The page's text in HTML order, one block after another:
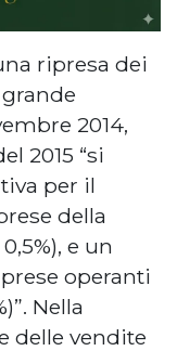
ripresa dei
2014,
2015 “si
per il
della
e un
operanti
Nella
delle vendite